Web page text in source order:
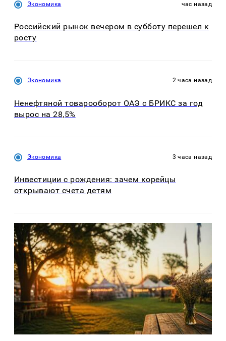
Экономика час назад
Российский рынок вечером в субботу перешел к
росту
Экономика 2 часа назад
Ненефтяной товарооборот ОАЭ с БРИКС за год
вырос на 28,5%
Экономика 3 часа назад
Инвестиции с рождения: зачем корейцы
открывают счета детям